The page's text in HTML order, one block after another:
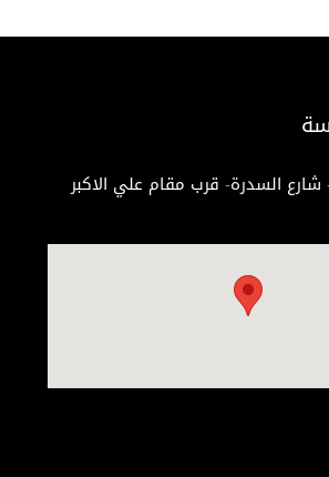
شارع السدرة- قرب مقام علي الاكبر